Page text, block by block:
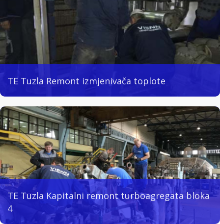
TE Tuzla Remont izmjenivača toplote
TE Tuzla Kapitalni remont turboagregata bloka
4